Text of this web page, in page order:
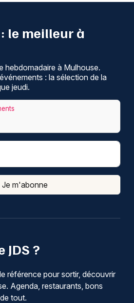
JDS ?
référence pour sortir, découvrir
Agenda, restaurants, bons
tout.
le meilleur à
hebdomadaire à Mulhouse.
: la sélection de la
jeudi.
Je m'abonne